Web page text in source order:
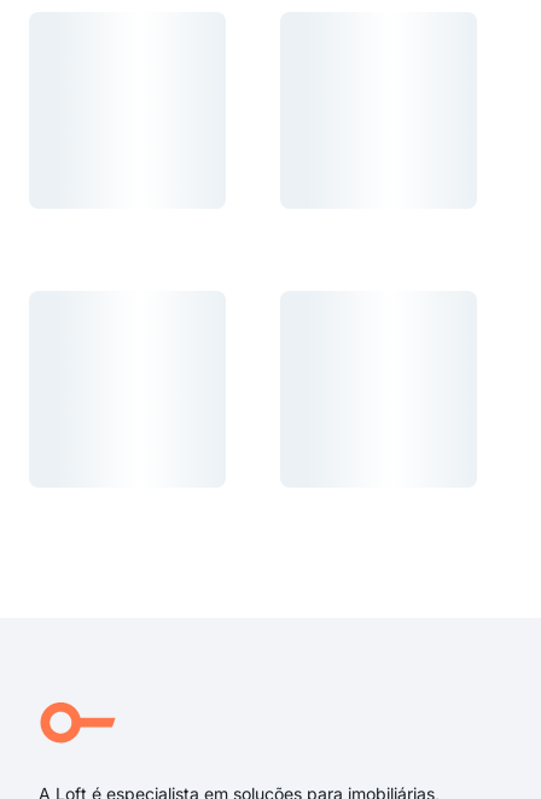
A Loft é especialista em soluções para imobiliárias,